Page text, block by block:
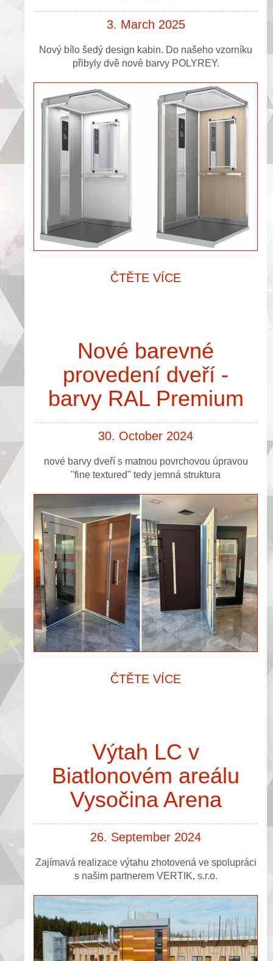
3. March 2025
Nový bílo šedý design kabin. Do našeho vzorníku
přibyly dvě nové barvy POLYREY.
ČTĚTE VÍCE
Nové barevné
provedení dveří -
barvy RAL Premium
30. October 2024
nové barvy dveří s matnou povrchovou úpravou
"fine textured" tedy jemná struktura
ČTĚTE VÍCE
Výtah LC v
Biatlonovém areálu
Vysočina Arena
26. September 2024
Zajímavá realizace výtahu zhotovená ve spolupráci
s našim partnerem VERTIK, s.r.o.